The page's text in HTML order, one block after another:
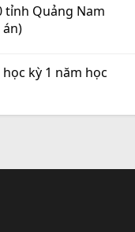
tỉnh Quảng Nam
án)
kỳ 1 năm học